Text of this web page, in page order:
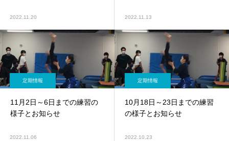
2022.11.20 2022.11.13
定期情報
11月2日～6日までの練習の
様子とお知らせ
2022.11.06
定期情報
10月18日～23日までの練習
の様子とお知らせ
2022.10.23